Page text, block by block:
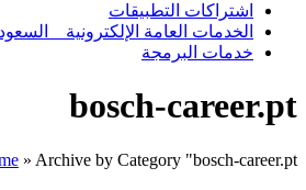
اشتراكات التطبيقات
الخدمات العامة الإلكترونية _
خدمات البرمجة
bosch-career.pt
» Archive by Category "bosch-career.pt"